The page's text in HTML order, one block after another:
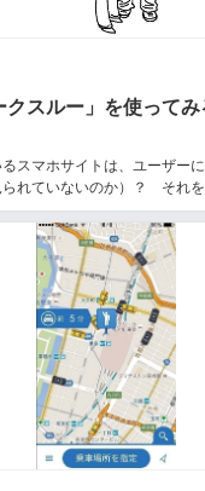
クスルー」を使って
スマホサイトは、ユーザー
られていないのか）？ それ